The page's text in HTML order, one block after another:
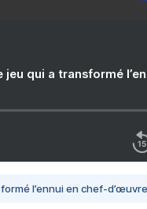
jeu qui a transformé
l’ennui en chef-d’œuvre